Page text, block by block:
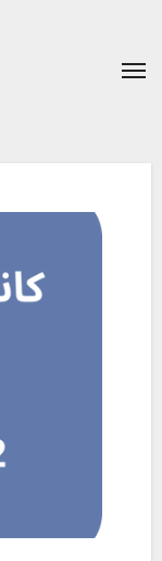
content